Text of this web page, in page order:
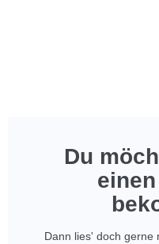
Du
Dann lies' doch gerne